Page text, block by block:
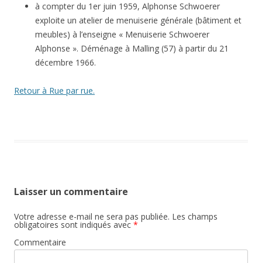
à compter du 1er juin 1959, Alphonse Schwoerer
exploite un atelier de menuiserie générale (bâtiment et
meubles) à l’enseigne « Menuiserie Schwoerer
Alphonse ». Déménage à Malling (57) à partir du 21
décembre 1966.
Retour à Rue par rue.
Laisser un commentaire
Votre adresse e-mail ne sera pas publiée. Les champs
obligatoires sont indiqués avec *
Commentaire